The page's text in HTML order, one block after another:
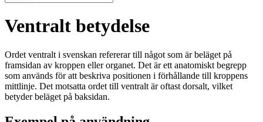
Ventralt betydelse
Ordet ventralt i svenskan refererar till något som är beläget på
framsidan av kroppen eller organet. Det är ett anatomiskt begrepp
som används för att beskriva positionen i förhållande till kroppens
mittlinje. Det motsatta ordet till ventralt är oftast dorsalt, vilket
betyder beläget på baksidan.